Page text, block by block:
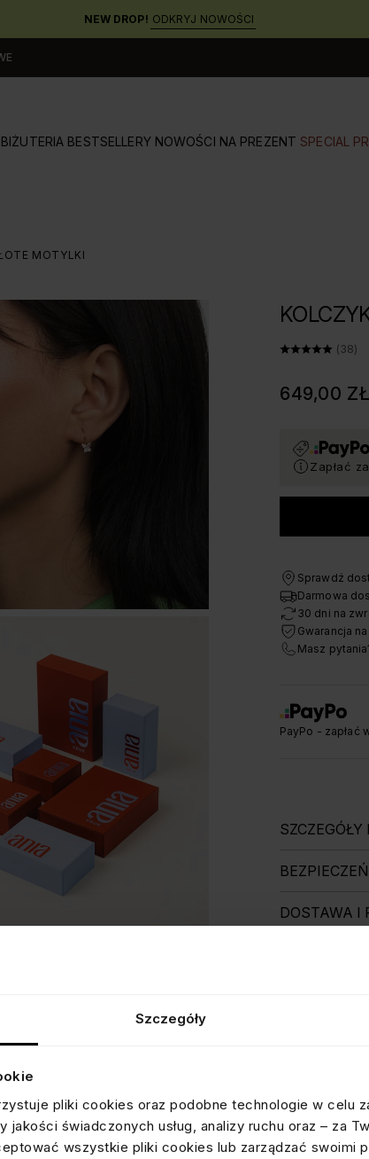
Szczegóły
pliki cookies oraz podobne technologie w celu
jakości świadczonych usług, analizy ruchu oraz – za
wszystkie pliki cookies lub zarządzać swoimi
NEW DROP! ODKRYJ NOWOŚCI
BIŻUTERIA BESTSELLERY NOWOŚCI NA PREZENT SPECIAL
MOTYLKI
(38)
649,00 ZŁ
Zapłać
Sprawdź
Darmowa
30 dni na
Gwarancja
Masz
PayPo - zapłać
DOSTAWA I
Wszystkie